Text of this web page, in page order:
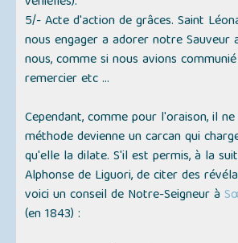
5/- Acte d'action de grâces. Saint
nous engager a adorer notre Sauveur
nous, comme si nous avions
remercier etc ...
Cependant, comme pour l'oraison, il
méthode devienne un carcan qui
qu'elle la dilate. S'il est permis, à la
Alphonse de Liguori, de citer des
voici un conseil de Notre-Seigneur à
(en 1843) :